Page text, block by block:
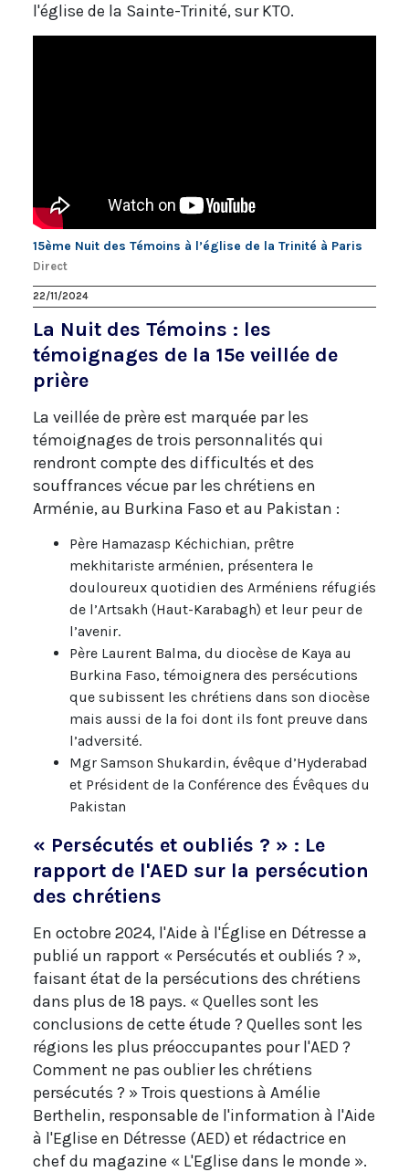
l'église de la Sainte-Trinité, sur KTO.
15ème Nuit des Témoins à l’église de la Trinité à Paris
Direct
22/11/2024
La Nuit des Témoins : les
témoignages de la 15e veillée de
prière
La veillée de prère est marquée par les
témoignages de trois personnalités qui
rendront compte des difficultés et des
souffrances vécue par les chrétiens en
Arménie, au Burkina Faso et au Pakistan :
Père Hamazasp Kéchichian, prêtre
mekhitariste arménien, présentera le
douloureux quotidien des Arméniens réfugiés
de l’Artsakh (Haut-Karabagh) et leur peur de
l’avenir.
Père Laurent Balma, du diocèse de Kaya au
Burkina Faso, témoignera des persécutions
que subissent les chrétiens dans son diocèse
mais aussi de la foi dont ils font preuve dans
l’adversité.
Mgr Samson Shukardin, évêque d’Hyderabad
et Président de la Conférence des Évêques du
Pakistan
« Persécutés et oubliés ? » : Le
rapport de l'AED sur la persécution
des chrétiens
En octobre 2024, l'Aide à l'Église en Détresse a
publié un rapport « Persécutés et oubliés ? »,
faisant état de la persécutions des chrétiens
dans plus de 18 pays. « Quelles sont les
conclusions de cette étude ? Quelles sont les
régions les plus préoccupantes pour l'AED ?
Comment ne pas oublier les chrétiens
persécutés ? » Trois questions à Amélie
Berthelin, responsable de l'information à l'Aide
à l'Eglise en Détresse (AED) et rédactrice en
chef du magazine « L'Eglise dans le monde ».